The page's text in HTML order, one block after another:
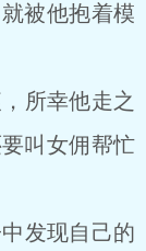
被他抱着模
所幸他走之
叫女佣帮忙
发现自己的